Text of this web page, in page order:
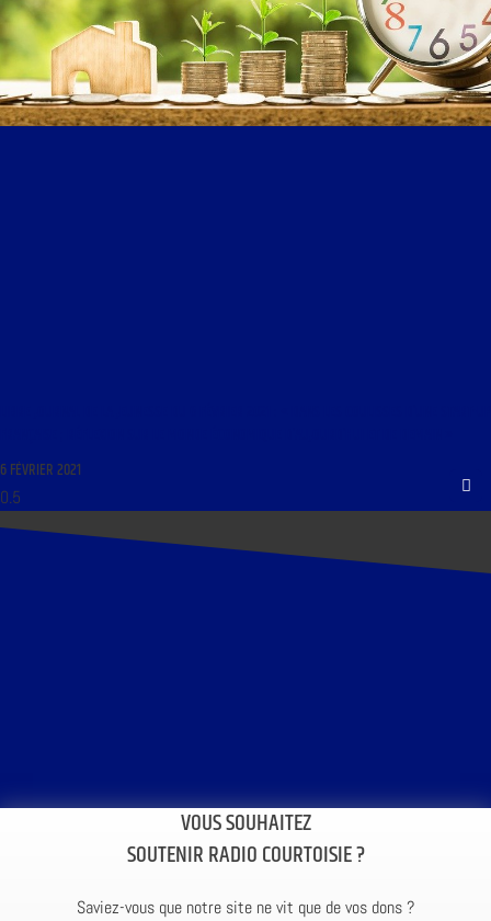
6 FÉVRIER 2021
VOUS SOUHAITEZ
SOUTENIR RADIO COURTOISIE ?
Saviez-vous que notre site ne vit que de vos dons ?